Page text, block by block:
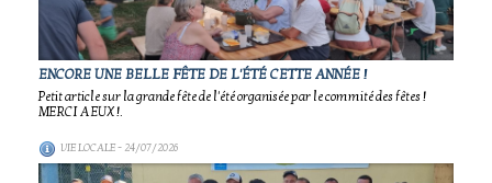
ENCORE UNE BELLE FÊTE DE L'ÉTÉ CETTE ANNÉE !
Petit article sur la grande fête de l'été organisée par le commité des fêtes !
MERCI A EUX !.
VIE LOCALE- 24/07/2026